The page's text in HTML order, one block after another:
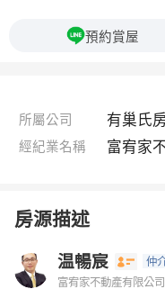
預約賞屋
所屬公司 有巢氏
經紀業名稱 富宥家
房源描述
温暢宸 仲
富宥家不動產有限公司